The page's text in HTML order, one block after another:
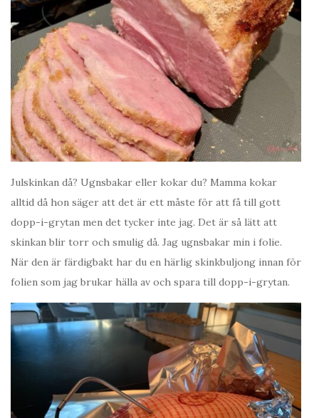
Julskinkan då? Ugnsbakar eller kokar du? Mamma kokar
alltid då hon säger att det är ett måste för att få till gott
dopp-i-grytan men det tycker inte jag. Det är så lätt att
skinkan blir torr och smulig då. Jag ugnsbakar min i folie.
När den är färdigbakt har du en härlig skinkbuljong innan för
folien som jag brukar hälla av och spara till dopp-i-grytan.